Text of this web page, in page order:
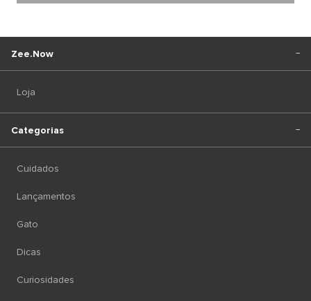
Zee.Now
Loja
Categorias
Cuidados
Lançamentos
Gato
Dicas
Curiosidades